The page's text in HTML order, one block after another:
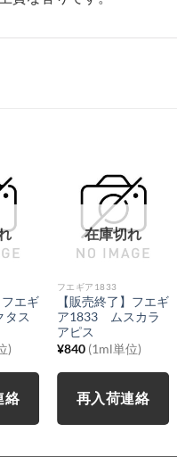
フエギ
ス
)
絡
在庫切れ
フエギア1833
【販売終了】フエギ
ア1833 ムスカラ
アピス
¥840 (1ml単位)
再入荷連絡